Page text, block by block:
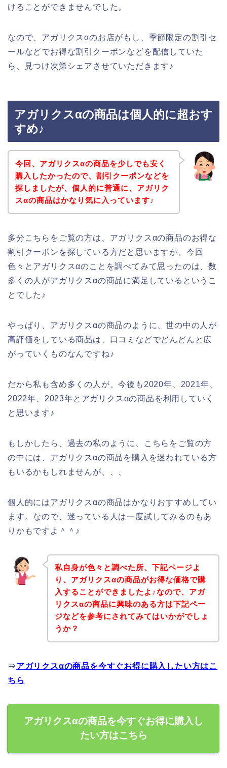
けることができませんでした。
なので、アガリクスαのお店がもし、季節限定の割引セ
ールなどでお得な割引クーポンなどを配信していた
ら、見つけ次第シェアさせていただきます♪
アガリクスαの商品は個人的に超おす
すめ♪
今回、アガリクスαの商品を少しでも安く
購入したかったので、割引クーポンなどを
探しましたが、個人的に普通に、アガリク
スαの商品はかなり気に入っています♪
多分こちらをご覧の方は、アガリクスαの商品のお得な
割引クーポンを探している方だと思いますが、今回
色々とアガリクスαのことを調べてみて思ったのは、数
多くの人がアガリクスαの商品に満足しているというこ
とでした♪
やっぱり、アガリクスαの商品のように、世の中の人が
高評価をしている商品は、口コミなどでどんどんと広
がっていくものなんですね♪
だから私も含め多くの人が、今後も2020年、2021年、
2022年、2023年とアガリクスαの商品を利用していく
と思います♪
もしかしたら、過去の私のように、こちらをご覧の方
の中には、アガリクスαの商品を購入を迷われている方
もいるかもしれませんが、、、
個人的にはアガリクスαの商品はかなりおすすめしてい
ます。なので、迷っている人は一度試してみるのもあ
りかもですよ＾＾♪
私自身が色々と調べた所、下記ページよ
り、アガリクスαの商品がお得な価格で購
入することができましたよ♪なので、アガ
リクスαの商品に興味のある方は下記ペー
ジなどを参考にされてみてはいかがでしょ
うか？
⇒アガリクスαの商品を今すぐお得に購入したい方はこ
ちら
アガリクスαの商品を今すぐお得に購入し
たい方はこちら